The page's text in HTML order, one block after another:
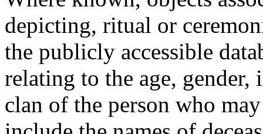
depicting, ritual or
the publicly accessible
relating to the age,
clan of the person who